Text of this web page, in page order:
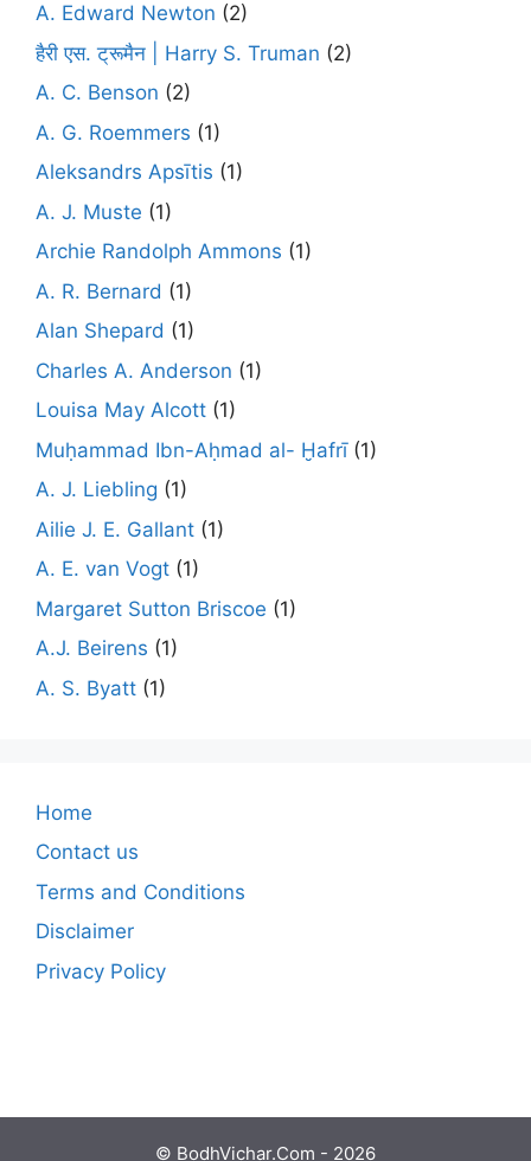
A. Edward Newton (2)
हैरी एस. ट्रूमैन | Harry S. Truman (2)
A. C. Benson (2)
A. G. Roemmers (1)
Aleksandrs Apsītis (1)
A. J. Muste (1)
Archie Randolph Ammons (1)
A. R. Bernard (1)
Alan Shepard (1)
Charles A. Anderson (1)
Louisa May Alcott (1)
Muḥammad Ibn-Aḥmad al- Ḫafrī(1)
A. J. Liebling (1)
Ailie J. E. Gallant (1)
A. E. van Vogt (1)
Margaret Sutton Briscoe (1)
A.J. Beirens (1)
A. S. Byatt (1)
Home
Contact us
Terms and Conditions
Disclaimer
Privacy Policy
© BodhVichar.Com - 2026